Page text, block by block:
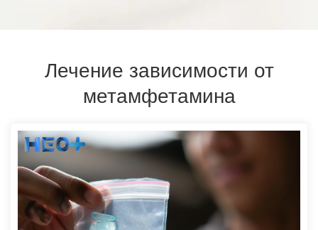
Лечение зависимости от
метамфетамина